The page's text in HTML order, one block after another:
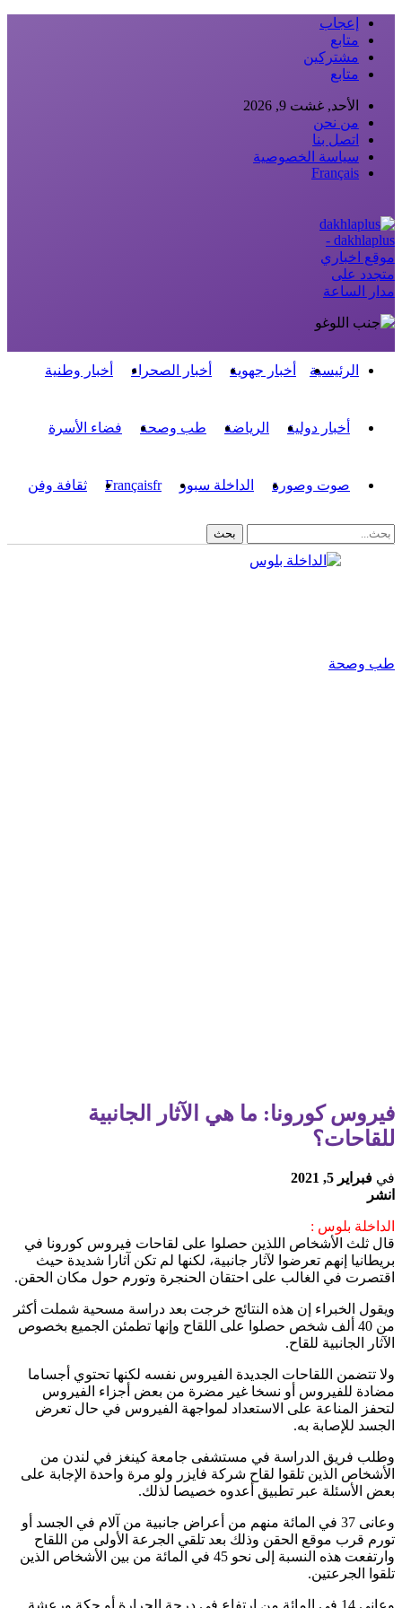
إعجاب
متابع
مشتركين
متابع
الأحد, غشت 9, 2026
من نحن
اتصل بنا
سياسة الخصوصية
Français
dakhlaplus -
موقع اخباري
متجدد على
مدار الساعة
الرئيسية أخبار جهوية أخبار الصحراء أخبار وطنية
أخبار دولية الرياضة طب وصحة فضاء الأسرة
صوت وصورة الداخلة سبور Françaisfr ثقافة وفن
طب وصحة
فيروس كورونا: ما هي الآثار الجانبية
للقاحات؟
في فبراير 5, 2021
انشر
الداخلة بلوس :
قال ثلث الأشخاص اللذين حصلوا على لقاحات فيروس كورونا في
بريطانيا إنهم تعرضوا لآثار جانبية، لكنها لم تكن آثارا شديدة حيث
اقتصرت في الغالب على احتقان الحنجرة وتورم حول مكان الحقن.
ويقول الخبراء إن هذه النتائج خرجت بعد دراسة مسحية شملت أكثر
من 40 ألف شخص حصلوا على اللقاح وإنها تطمئن الجميع بخصوص
الآثار الجانبية للقاح.
ولا تتضمن اللقاحات الجديدة الفيروس نفسه لكنها تحتوي أجساما
مضادة للفيروس أو نسخا غير مضرة من بعض أجزاء الفيروس
لتحفز المناعة على الاستعداد لمواجهة الفيروس في حال تعرض
الجسد للإصابة به.
وطلب فريق الدراسة في مستشفى جامعة كينغز في لندن من
الأشخاص الذين تلقوا لقاح شركة فايزر ولو مرة واحدة الإجابة على
بعض الأسئلة عبر تطبيق أعدوه خصيصا لذلك.
وعانى 37 في المائة منهم من أعراض جانبية من آلام في الجسد أو
تورم قرب موقع الحقن وذلك بعد تلقي الجرعة الأولى من اللقاح
وارتفعت هذه النسبة إلى نحو 45 في المائة من بين الأشخاص الذين
تلقوا الجرعتين.
وعانى 14 في المائة من ارتفاع في درجة الحرارة أو حكة ورعشة